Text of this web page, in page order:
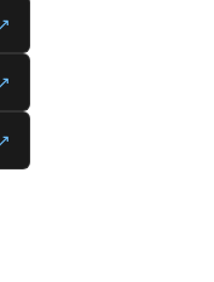
↗
↗
↗